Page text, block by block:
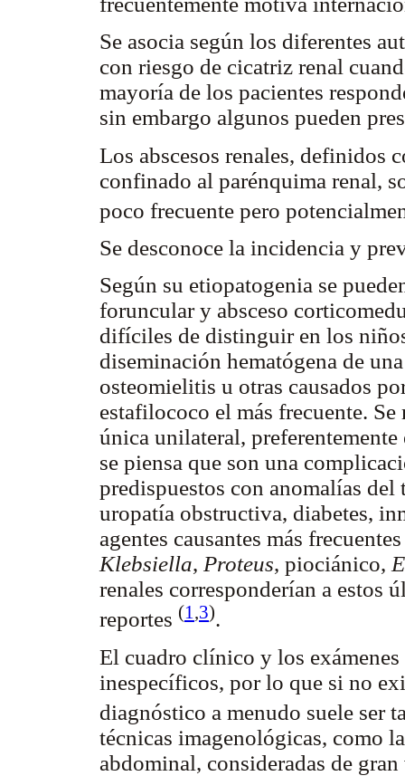
Se asocia según los diferentes
con riesgo de cicatriz renal
mayoría de los pacientes
sin embargo algunos pueden
Los abscesos renales, definidos
confinado al parénquima renal,
poco frecuente pero
Se desconoce la incidencia y
Según su etiopatogenia se
foruncular y absceso
difíciles de distinguir en los
diseminación hematógena de
osteomielitis u otras causados
estafilococo el más frecuente.
única unilateral,
se piensa que son una
predispuestos con anomalías
uropatía obstructiva, diabetes,
agentes causantes más
Klebsiella, Proteus, piociánico,
renales corresponderían a estos
reportes (1 ,3).
El cuadro clínico y los
inespecíficos, por lo que si no
diagnóstico a menudo suele ser
técnicas imagenológicas, como
abdominal, consideradas de